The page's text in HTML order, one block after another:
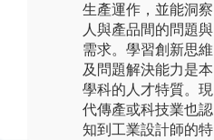
生產運作，並能洞察
人與產品間的問題與
需求。學習創新思維
及問題解決能力是本
學科的人才特質。現
代傳產或科技業也認
知到工業設計師的特